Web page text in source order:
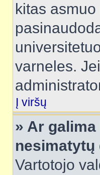
kitas
varneles.
Į viršų
» Ar
nesimatytų
Vartotojo